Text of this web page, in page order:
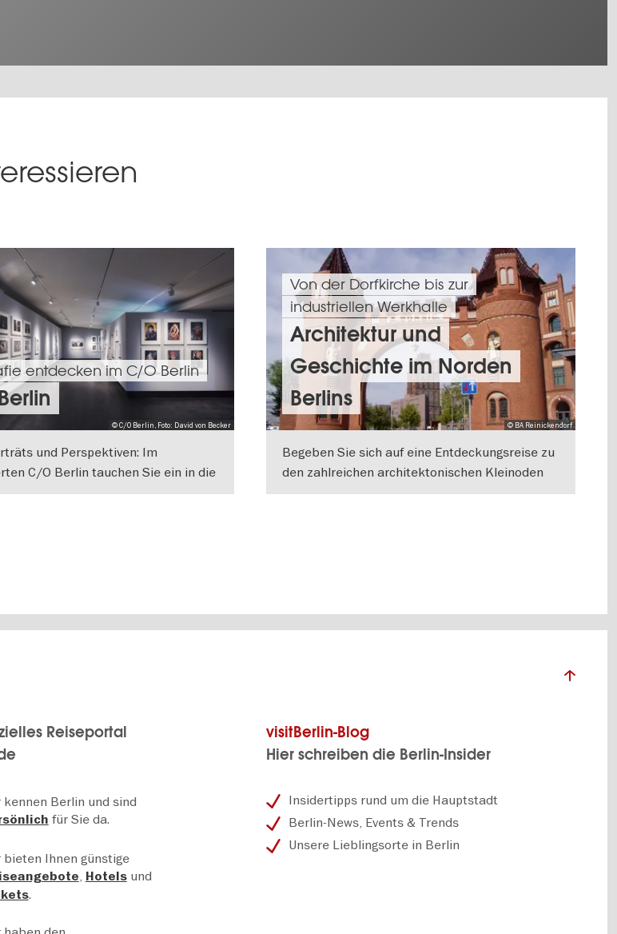
© C/O Berlin, Foto: David von Becker
entdecken im C/O Berlin
und Perspektiven: Im
C/O Berlin tauchen Sie ein in die
Welt der Bildkultur.
© BA Reinickendorf
Von der Dorfkirche bis zur
industriellen Werkhalle
Architektur und
Geschichte im Norden
Berlins
Begeben Sie sich auf eine Entdeckungsreise zu
den zahlreichen architektonischen Kleinoden
Reinickendorfs. Wir geben Ihnen tolle Tipps
Reiseportal
kennen Berlin und sind
für Sie da.
bieten Ihnen günstige
, Hotelsund
.
visitBerlin-Blog
Hier schreiben die Berlin-Insider
Insidertipps rund um die Hauptstadt
Berlin-News, Events & Trends
Unsere Lieblingsorte in Berlin